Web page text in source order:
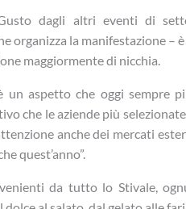
dagli altri eventi di
organizza la manifestazione –
maggiormente di nicchia.
un aspetto che oggi sempre
che le aziende più
anche dei mercati
quest’anno”.
da tutto lo Stivale,